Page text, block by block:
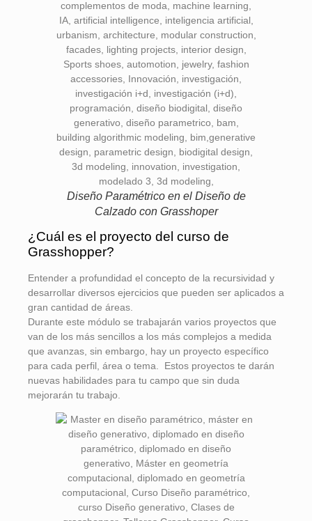
Diseño Paramétrico en el Diseño de
Calzado con Grasshoper
¿Cuál es el proyecto del curso de
Grasshopper?
Entender a profundidad el concepto de la recursividad y
desarrollar diversos ejercicios que pueden ser aplicados a
gran cantidad de áreas.
Durante este módulo se trabajarán varios proyectos que
van de los más sencillos a los más complejos a medida
que avanzas, sin embargo, hay un proyecto específico
para cada perfil, área o tema. Estos proyectos te darán
nuevas habilidades para tu campo que sin duda
mejorarán tu trabajo.